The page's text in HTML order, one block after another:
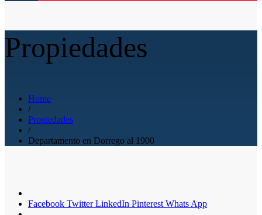
Propiedades
Home
/
Propiedades
/
Departamento en Dorrego al 1900
Facebook Twitter LinkedIn Pinterest Whats App